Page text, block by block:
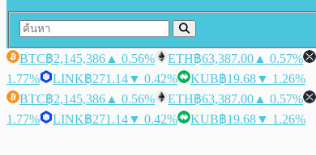
BTC฿2,145,386 ▲ 0.56% ETH฿63,387.00 ▲ 0.57%
1.77%
LINK฿271.14▼ 0.42% KUB฿19.68▼ 1.26%
BTC฿2,145,386 ▲ 0.56% ETH฿63,387.00 ▲ 0.57%
1.77%
LINK฿271.14▼ 0.42% KUB฿19.68▼ 1.26%